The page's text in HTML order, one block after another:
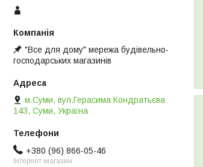
"Все для дому" мережа будівельно-
господарських магазинів
м.Суми, вул.Герасима Кондратьєва
143, Суми, Україна
+380 (96) 866-05-46
Інтернет-магазин